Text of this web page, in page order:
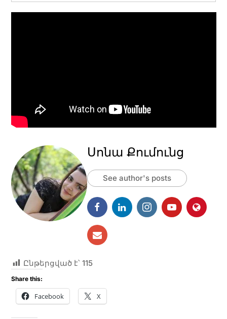
Սոնա Քումունց
See author's posts
Ընթերցված է՝ 115
Share this:
Facebook X